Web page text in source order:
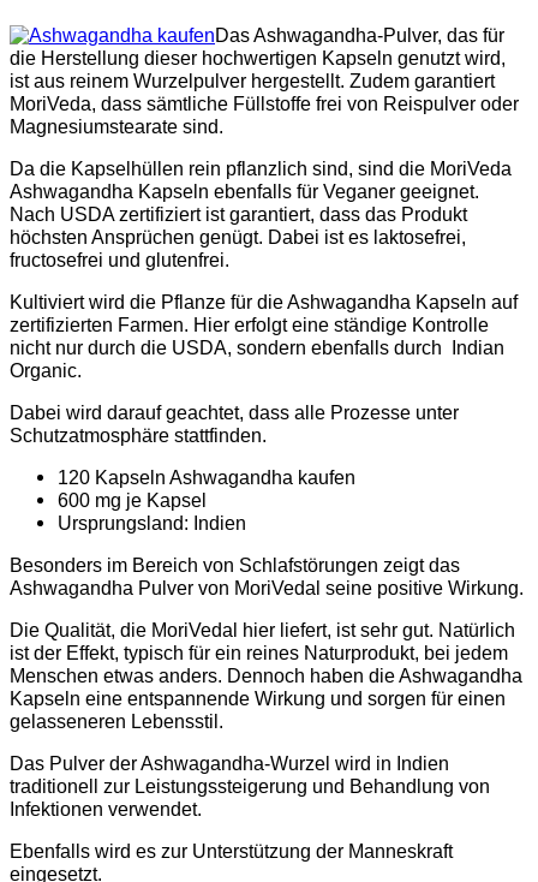
Das Ashwagandha-Pulver, das für
die Herstellung dieser hochwertigen Kapseln genutzt wird,
ist aus reinem Wurzelpulver hergestellt. Zudem garantiert
MoriVeda, dass sämtliche Füllstoffe frei von Reispulver oder
Magnesiumstearate sind.
Da die Kapselhüllen rein pflanzlich sind, sind die MoriVeda
Ashwagandha Kapseln ebenfalls für Veganer geeignet.
Nach USDA zertifiziert ist garantiert, dass das Produkt
höchsten Ansprüchen genügt. Dabei ist es laktosefrei,
fructosefrei und glutenfrei.
Kultiviert wird die Pflanze für die Ashwagandha Kapseln auf
zertifizierten Farmen. Hier erfolgt eine ständige Kontrolle
nicht nur durch die USDA, sondern ebenfalls durch Indian
Organic.
Dabei wird darauf geachtet, dass alle Prozesse unter
Schutzatmosphäre stattfinden.
120 Kapseln Ashwagandha kaufen
600 mg je Kapsel
Ursprungsland: Indien
Besonders im Bereich von Schlafstörungen zeigt das
Ashwagandha Pulver von MoriVedal seine positive Wirkung.
Die Qualität, die MoriVedal hier liefert, ist sehr gut. Natürlich
ist der Effekt, typisch für ein reines Naturprodukt, bei jedem
Menschen etwas anders. Dennoch haben die Ashwagandha
Kapseln eine entspannende Wirkung und sorgen für einen
gelasseneren Lebensstil.
Das Pulver der Ashwagandha-Wurzel wird in Indien
traditionell zur Leistungssteigerung und Behandlung von
Infektionen verwendet.
Ebenfalls wird es zur Unterstützung der Manneskraft
eingesetzt.